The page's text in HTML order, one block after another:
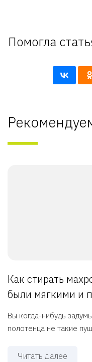
Помогла
Как стирать
были мягкими и
Вы когда-нибудь
полотенца не такие
Читать далее